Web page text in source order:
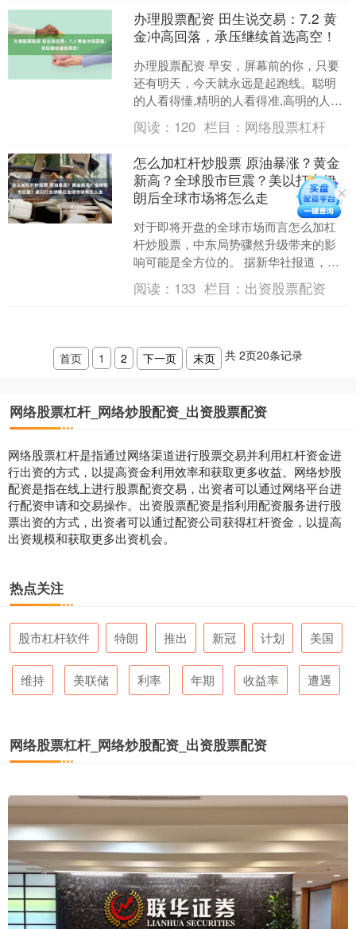
办理股票配资 田生说交易：7.2 黄
金冲高回落，承压继续首选高空！
办理股票配资 早安，屏幕前的你，只要
还有明天，今天就永远是起跑线。聪明
的人看得懂,精明的人看得准,高明的人看
得远。不要为这个市场而惊叹，要让这
个市场为你而惊叹!....
阅读： 120 栏目： 网络股票杠杆
怎么加杠杆炒股票 原油暴涨？黄金
新高？全球股市巨震？美以打击伊
朗后全球市场将怎么走
对于即将开盘的全球市场而言怎么加杠
杆炒股票，中东局势骤然升级带来的影
响可能是全方位的。 据新华社报道，伊
朗红新月会2月28日晚说，美国和以色列
对伊朗的袭击已造成....
阅读： 133 栏目： 出资股票配资
首页 1 2 下一页 末页 共 2页20条记录
网络股票杠杆_网络炒股配资_出资股票配资
网络股票杠杆是指通过网络渠道进行股票交易并利用杠杆资金进
行出资的方式，以提高资金利用效率和获取更多收益。网络炒股
配资是指在线上进行股票配资交易，出资者可以通过网络平台进
行配资申请和交易操作。出资股票配资是指利用配资服务进行股
票出资的方式，出资者可以通过配资公司获得杠杆资金，以提高
出资规模和获取更多出资机会。
热点关注
股市杠杆软件 特朗 推出 新冠 计划 美国
维持 美联储 利率 年期 收益率 遭遇
网络股票杠杆_网络炒股配资_出资股票配资